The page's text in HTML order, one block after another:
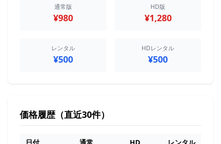
通常版
¥980
HD版
¥1,280
レンタル
¥500
HDレンタル
¥500
価格履歴（直近30件）
日付 通常 HD
レンタル